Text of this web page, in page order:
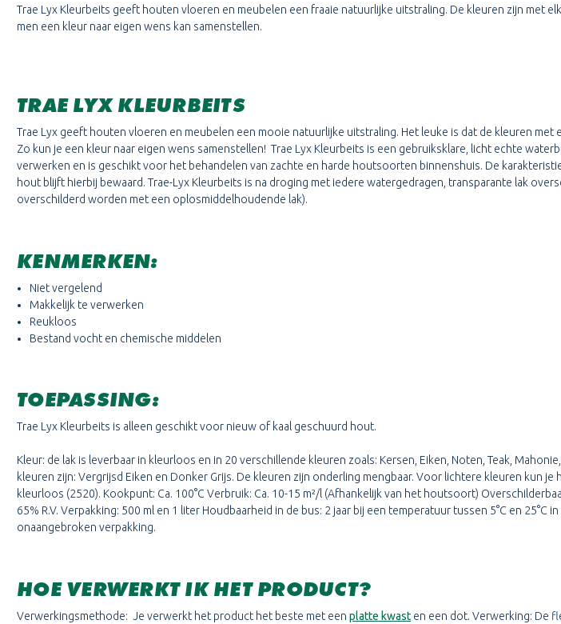
Trae Lyx Kleurbeits geeft houten vloeren en meubelen een fraaie natuurlijke uitstraling. De kleuren zijn met
men een kleur naar eigen wens kan samenstellen.
TRAE LYX KLEURBEITS
Trae Lyx geeft houten vloeren en meubelen een mooie natuurlijke uitstraling. Het leuke is dat de kleuren met
Zo kun je een kleur naar eigen wens samenstellen! Trae Lyx Kleurbeits is een gebruiksklare, licht echte
verwerken en is geschikt voor het behandelen van zachte en harde houtsoorten binnenshuis. De
hout blijft hierbij bewaard. Trae-Lyx Kleurbeits is na droging met iedere watergedragen, transparante lak
overschilderd worden met een oplosmiddelhoudende lak).
KENMERKEN:
Niet vergelend
Makkelijk te verwerken
Reukloos
Bestand vocht en chemische middelen
TOEPASSING:
Trae Lyx Kleurbeits is alleen geschikt voor nieuw of kaal geschuurd hout.
Kleur: de lak is leverbaar in kleurloos en in 20 verschillende kleuren zoals: Kersen, Eiken, Noten, Teak,
kleuren zijn: Vergrijsd Eiken en Donker Grijs. De kleuren zijn onderling mengbaar. Voor lichtere kleuren kun je
kleurloos (2520). Kookpunt: Ca. 100°C Verbruik: Ca. 10-15 m²/l (Afhankelijk van het houtsoort)
65% R.V. Verpakking: 500 ml en 1 liter Houdbaarheid in de bus: 2 jaar bij een temperatuur tussen 5°C en 25°C
onaangebroken verpakking.
HOE VERWERKT IK HET PRODUCT?
Verwerkingsmethode: Je verwerkt het product het beste met een platte kwast en een dot. Verwerking: De